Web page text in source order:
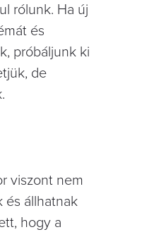
rólunk. Ha új
és
próbáljunk ki
de
viszont nem
és állhatnak
hogy a